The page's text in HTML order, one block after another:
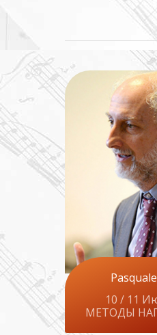
10 / 11
МЕТОДЫ